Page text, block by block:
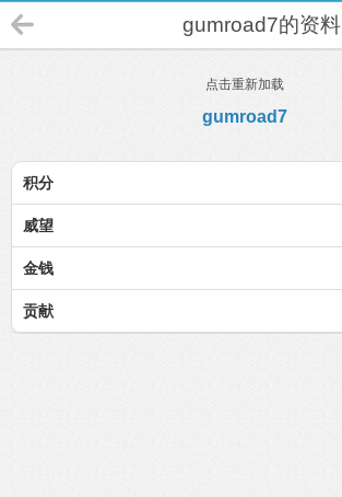
gumroad7的资料
点击重新加载
gumroad7
积分
威望
金钱
贡献